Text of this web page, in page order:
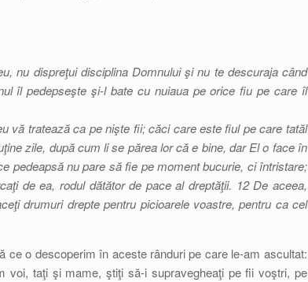
nu dispreţui disciplina Domnului şi nu te descuraja când
îl pedepseşte şi-l bate cu nuiaua pe orice fiu pe care îl
vă tratează ca pe nişte fii; căci care este fiul pe care tatăl
zile, după cum li se părea lor că e bine, dar El o face în
pedeapsă nu pare să fie pe moment bucurie, ci întristare;
de ea, rodul dătător de pace al dreptăţii. 12 De aceea,
drumuri drepte pentru picioarele voastre, pentru ca cel
o descoperim în aceste rânduri pe care le-am ascultat:
voi, taţi şi mame, ştiţi să-i supravegheaţi pe fii voştri, pe